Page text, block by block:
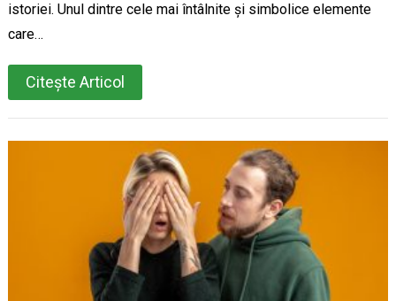
istoriei. Unul dintre cele mai întâlnite și simbolice elemente
care…
Citește Articol